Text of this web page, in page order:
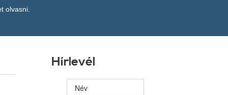
olvasni.
Hírlevél